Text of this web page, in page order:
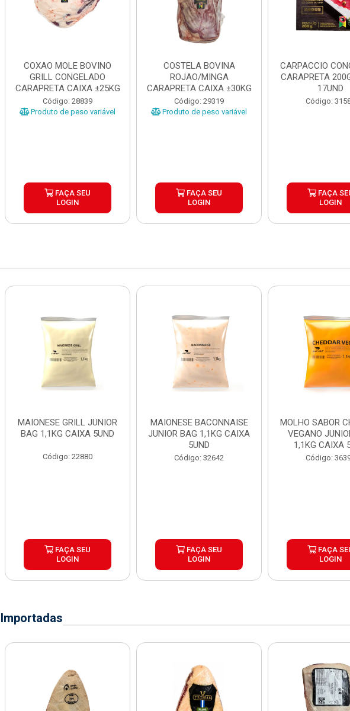
COXAO MOLE BOVINO
GRILL CONGELADO
CARAPRETA CAIXA ±25KG
Código: 28839
Produto de peso variável
FAÇA SEU
LOGIN
COSTELA BOVINA
ROJAO/MINGA
CARAPRETA CAIXA ±30KG
Código: 29319
Produto de peso variável
FAÇA SEU
LOGIN
CARPACCIO
CARAPRETA
17UND
Código:
FAÇA
LOGIN
MAIONESE GRILL JUNIOR
BAG 1,1KG CAIXA 5UND
Código: 22880
FAÇA SEU
LOGIN
MAIONESE BACONNAISE
JUNIOR BAG 1,1KG CAIXA
5UND
Código: 32642
FAÇA SEU
LOGIN
MOLHO SABOR
VEGANO
1,1KG CAIXA
Código:
FAÇA
LOGIN